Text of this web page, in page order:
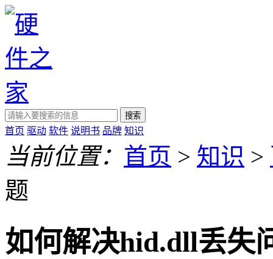
搜索
首页 驱动 软件 说明书 品牌 知识
当前位置： 首页 > 知识 >
题
如何解决hid.dll丢失